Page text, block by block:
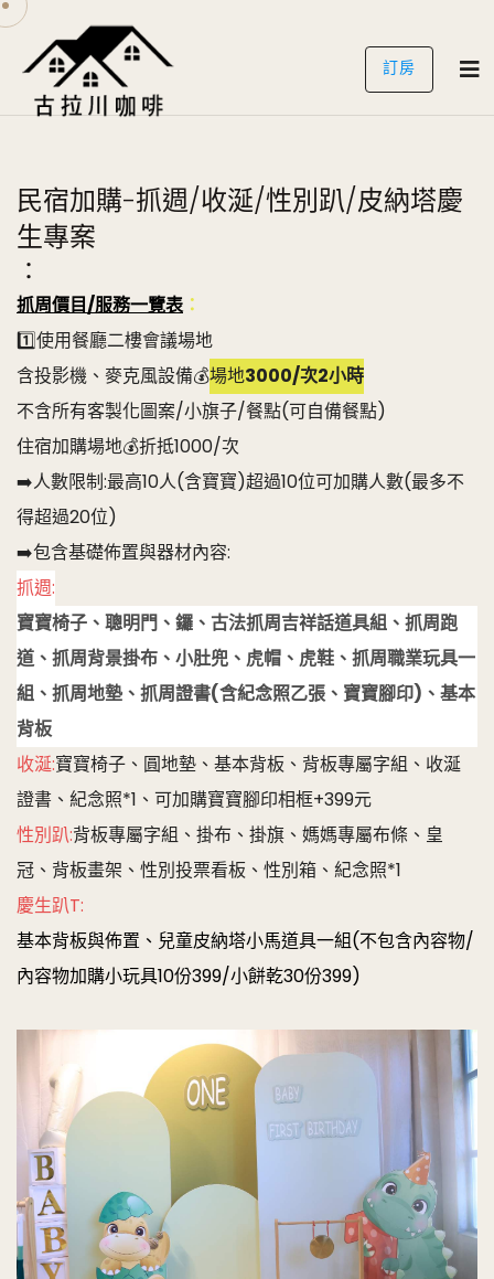
訂房
民宿加購-抓週/收涎/性別趴/皮納塔慶
生專案
：
抓周價目/服務一覽表：
1️⃣使用餐廳二樓會議場地
含投影機、麥克風設備💰場地3000/次2小時
不含所有客製化圖案/小旗子/餐點(可自備餐點)
住宿加購場地💰折抵1000/次
➡️人數限制:最高10人(含寶寶)超過10位可加購人數(最多不
得超過20位)
➡️包含基礎佈置與器材內容:
抓週:
寶寶椅子、聰明門、鑼、古法抓周吉祥話道具組、抓周跑
道、抓周背景掛布、小肚兜、虎帽、虎鞋、抓周職業玩具一
組、抓周地墊、抓周證書(含紀念照乙張、寶寶腳印)、基本
背板
收涎:寶寶椅子、圓地墊、基本背板、背板專屬字組、收涎
證書、紀念照*1、可加購寶寶腳印相框+399元
性別趴:背板專屬字組、掛布、掛旗、媽媽專屬布條、皇
冠、背板畫架、性別投票看板、性別箱、紀念照*1
慶生趴T:
基本背板與佈置、兒童皮納塔小馬道具一組(不包含內容物/
內容物加購小玩具10份399/小餅乾30份399)